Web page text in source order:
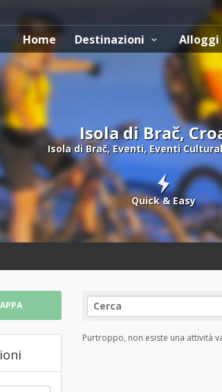
Home Destinazioni Alloggi
Isola di Brač,
Isola di Brač, Eventi, Eventi
Quick & Easy
Purtroppo, non esiste una attività